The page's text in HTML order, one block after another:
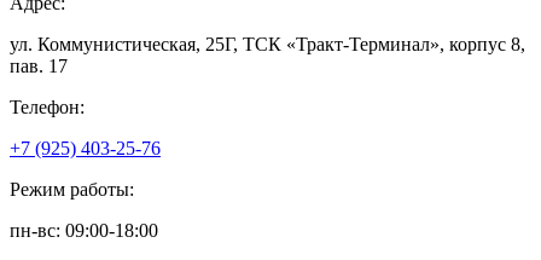
ул. Коммунистическая, 25Г, ТСК «Тракт-Терминал», корпус 8,
пав. 17
Телефон:
+7 (925) 403-25-76
Режим работы:
пн-вс: 09:00-18:00